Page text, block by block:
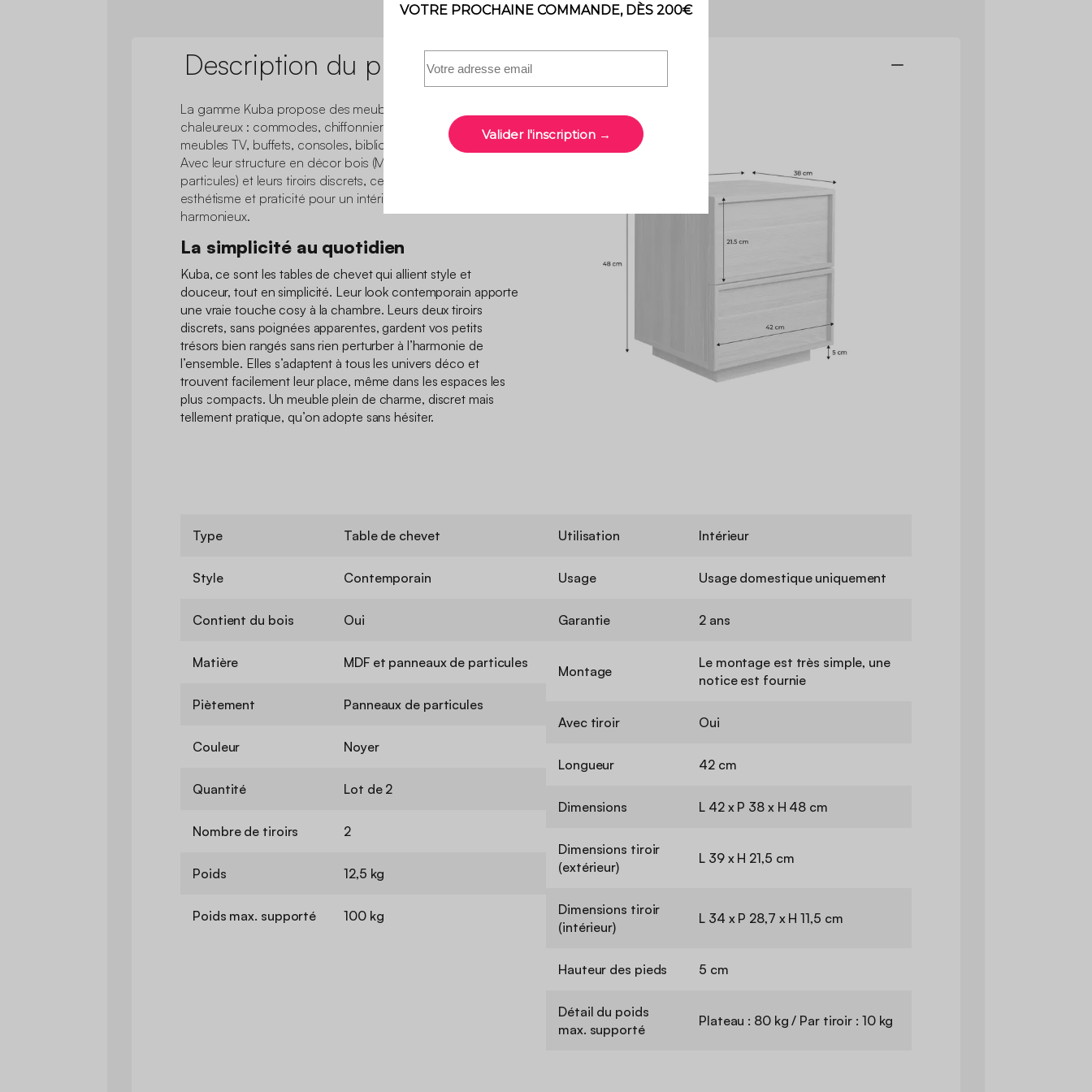
Description du produit
La gamme Kuba propose des meubles au design épuré et
chaleureux : commodes, chiffonniers, tables de chevet,
meubles TV, buffets, consoles, bibliothèques, bureau, lit.
Avec leur structure en décor bois (MDF et panneaux de
particules) et leurs tiroirs discrets, ces meubles allient
esthétisme et praticité pour un intérieur moderne et
harmonieux.
La simplicité au quotidien
Kuba, ce sont les tables de chevet qui allient style et
douceur, tout en simplicité. Leur look contemporain apporte
une vraie touche cosy à la chambre. Leurs deux tiroirs
discrets, sans poignées apparentes, gardent vos petits
trésors bien rangés sans rien perturber à l’harmonie de
l’ensemble. Elles s’adaptent à tous les univers déco et
trouvent facilement leur place, même dans les espaces les
plus compacts. Un meuble plein de charme, discret mais
tellement pratique, qu’on adopte sans hésiter.
Type Table de chevet
Style Contemporain
Contient du bois Oui
Matière MDF et panneaux de particules
Piètement Panneaux de particules
Couleur Noyer
Quantité Lot de 2
Nombre de tiroirs 2
Poids 12,5 kg
Poids max. supporté 100 kg
Utilisation Intérieur
Usage Usage domestique uniquement
Garantie 2 ans
Montage
Le montage est très simple, une
notice est fournie
Avec tiroir Oui
Longueur 42 cm
Dimensions L 42 x P 38 x H 48 cm
Dimensions tiroir
(extérieur)
L 39 x H 21,5 cm
Dimensions tiroir
(intérieur)
L 34 x P 28,7 x H 11,5 cm
Hauteur des pieds 5 cm
Détail du poids
max. supporté
Plateau : 80 kg / Par tiroir : 10 kg